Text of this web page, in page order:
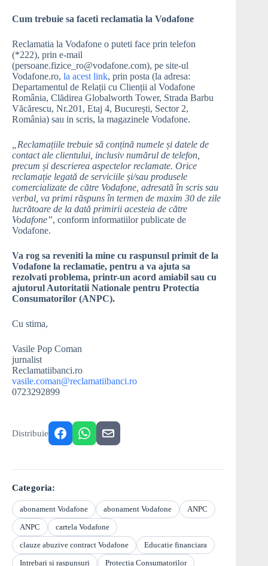
Cum trebuie sa faceti reclamatia la Vodafone
Reclamatia la Vodafone o puteti face prin telefon
(*222), prin e-mail
(persoane.fizice_ro@vodafone.com), pe site-ul
Vodafone.ro, la acest link, prin posta (la adresa:
Departamentul de Relații cu Clienții al Vodafone
România, Clădirea Globalworth Tower, Strada Barbu
Văcărescu, Nr.201, Etaj 4, București, Sector 2,
România) sau in scris, la magazinele Vodafone.
„Reclamațiile trebuie să conțină numele și datele de
contact ale clientului, inclusiv numărul de telefon,
precum și descrierea aspectelor reclamate. Orice
reclamație legată de serviciile și/sau produsele
comercializate de către Vodafone, adresată în scris sau
verbal, va primi răspuns în termen de maxim 30 de zile
lucrătoare de la dată primirii acesteia de către
Vodafone”, conform informatiilor publicate de
Vodafone.
Va rog sa reveniti la mine cu raspunsul primit de la
Vodafone la reclamatie, pentru a va ajuta sa
rezolvati problema, printr-un acord amiabil sau cu
ajutorul Autoritatii Nationale pentru Protectia
Consumatorilor (ANPC).
Cu stima,
Vasile Pop Coman
jurnalist
Reclamatiibanci.ro
vasile.coman@reclamatiibanci.ro
0723292899
Distribuie
Categoria:
abonament Vodafone abonament Vodafone
ANPC
ANPC
cartela Vodafone
clauze abuzive contract Vodafone
Educatie financiara
Intrebari si raspunsuri
Protectia Consumatorilor